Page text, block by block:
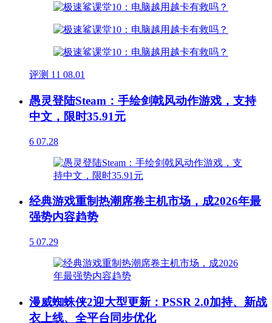
评测 11 08.01
愚灵登陆Steam：手绘剑戟风动作游戏，支持
中文，限时35.91元
6 07.28
经典游戏重制热潮席卷主机市场，成2026年最
强势内容趋势
5 07.29
漫威蜘蛛侠2迎大型更新：PSSR 2.0加持、新战
衣上线、全平台同步优化